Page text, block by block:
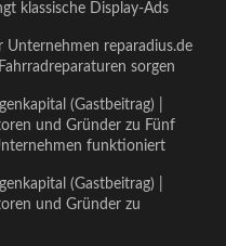
klassische Display-Ads
Unternehmen reparadius.de
sorgen
(Gastbeitrag) |
und Gründer zu Fünf
funktioniert
(Gastbeitrag) |
und Gründer zu